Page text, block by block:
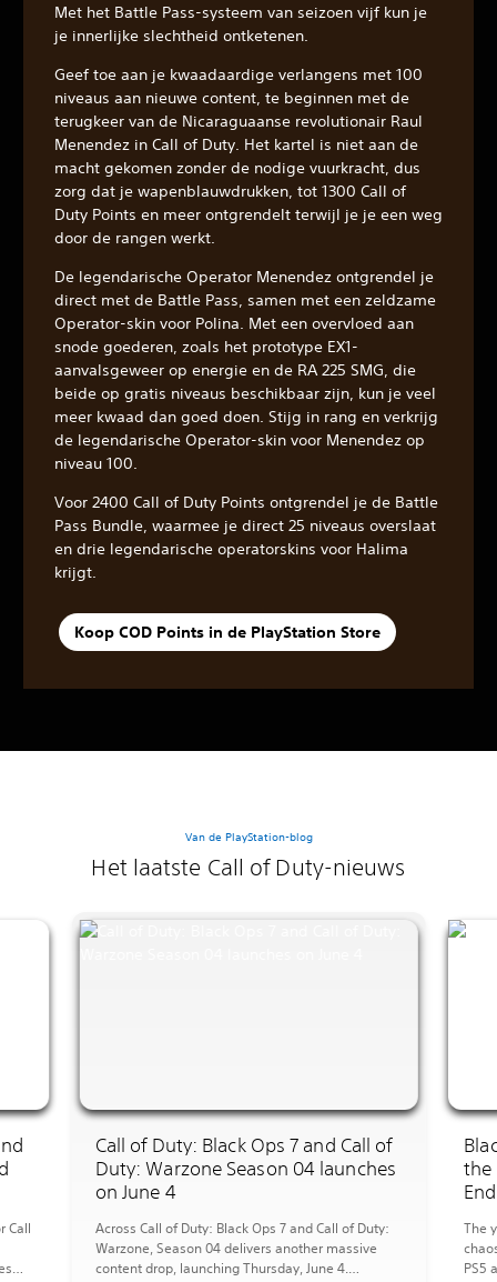
Met het Battle Pass-systeem van seizoen vijf kun je
je innerlijke slechtheid ontketenen.
Geef toe aan je kwaadaardige verlangens met 100
niveaus aan nieuwe content, te beginnen met de
terugkeer van de Nicaraguaanse revolutionair Raul
Menendez in Call of Duty. Het kartel is niet aan de
macht gekomen zonder de nodige vuurkracht, dus
zorg dat je wapenblauwdrukken, tot 1300 Call of
Duty Points en meer ontgrendelt terwijl je je een weg
door de rangen werkt.
De legendarische Operator Menendez ontgrendel je
direct met de Battle Pass, samen met een zeldzame
Operator-skin voor Polina. Met een overvloed aan
snode goederen, zoals het prototype EX1-
aanvalsgeweer op energie en de RA 225 SMG, die
beide op gratis niveaus beschikbaar zijn, kun je veel
meer kwaad dan goed doen. Stijg in rang en verkrijg
de legendarische Operator-skin voor Menendez op
niveau 100.
Voor 2400 Call of Duty Points ontgrendel je de Battle
Pass Bundle, waarmee je direct 25 niveaus overslaat
en drie legendarische operatorskins voor Halima
krijgt.
Koop COD Points in de PlayStation Store
Van de PlayStation-blog
Het laatste Call of Duty-nieuws
Call of Duty: Black Ops 7 and Call of
Duty: Warzone Season 04 launches
on June 4
Across Call of Duty: Black Ops 7 and Call of Duty:
Warzone, Season 04 delivers another massive
content drop, launching Thursday, June 4.
the
The
PS5
Call